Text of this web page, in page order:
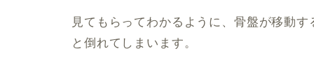
見てもらってわかるように、骨盤が移動
と倒れてしまいます。